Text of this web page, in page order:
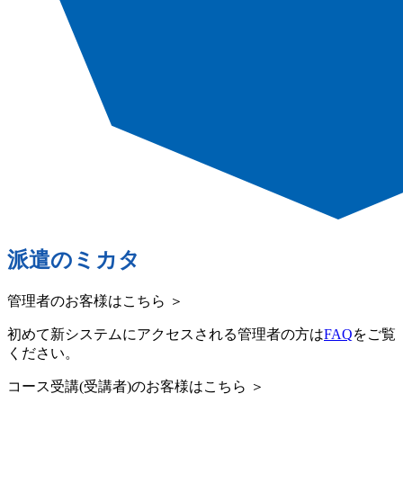
派遣のミカタ
管理者のお客様はこちら ＞
初めて新システムにアクセスされる管理者の方はFAQをご覧
ください。
コース受講(受講者)のお客様はこちら ＞